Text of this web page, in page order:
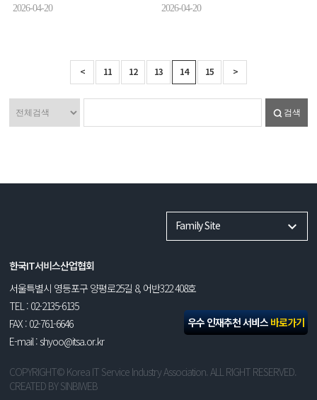
우수 인재추천 서비스바로가기
2026-04-20
2026-04-20
< 11 12 13 14 15 >
검색
Family Site
한국IT서비스산업협회
서울특별시 영등포구 양평로25길 8, 어반322 408호
TEL : 02-2135-6135
FAX : 02-761-6646
E-mail : shyoo@itsa.or.kr
COPYRIGHT© Korea IT Service Industry Association. ALL RIGHT RESERVED.
CREATED BYSINBIWEB